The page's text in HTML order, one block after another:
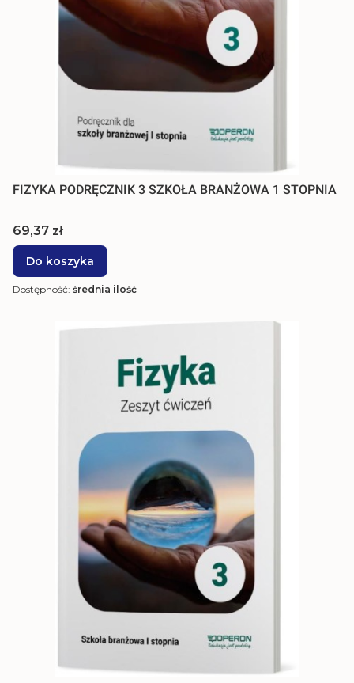
FIZYKA PODRĘCZNIK 3 SZKOŁA BRANŻOWA 1 STOPNIA
Cena
69,37 zł
Do koszyka
Dostępność: średnia ilość